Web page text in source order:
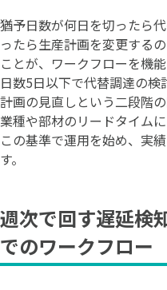
猶予日数が何日を切ったら
ったら生産計画を変更する
ことが、ワークフローを機
日数5日以下で代替調達の
計画の見直しという二段階
業種や部材のリードタイム
この基準で運用を始め、実
す。
週次で回す遅延検
でのワークフロー